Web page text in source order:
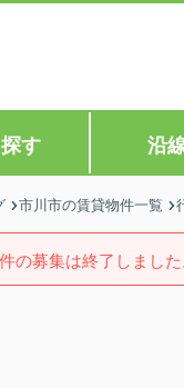
す 沿
市川市の賃貸物件一覧
の募集は終了しました